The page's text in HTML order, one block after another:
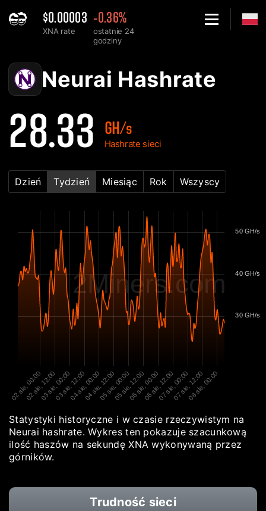
$0.00003
XNA rate
-0.36%
ostatnie 24
godziny
Neurai XNA Wykres Hashrate'u sieci - 2Miners
Neurai Hashrate
28.33 GH/s
Hashrate sieci
Dzień Tydzień Miesiąc Rok Wszyscy
2Miners.com
02 sie, 00:00
02 sie, 12:0003 sie, 00:0003 sie, 12:0004 sie, 00:0004 sie, 12:0005 sie, 00:0005 sie, 12:0006 sie, 00:00
06 sie, 12:0007 sie, 00:0007 sie, 12:00
08 sie, 00:00
30 GH/s
40 GH/s
50 GH/s
Statystyki historyczne i w czasie rzeczywistym na
Neurai hashrate. Wykres ten pokazuje szacunkową
ilość haszów na sekundę XNA wykonywaną przez
górników.
Trudność sieci